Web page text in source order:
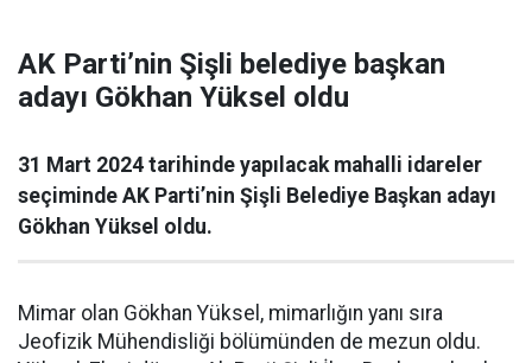
AK Parti’nin Şişli belediye başkan
adayı Gökhan Yüksel oldu
31 Mart 2024 tarihinde yapılacak mahalli idareler
seçiminde AK Parti’nin Şişli Belediye Başkan adayı
Gökhan Yüksel oldu.
Mimar olan Gökhan Yüksel, mimarlığın yanı sıra
Jeofizik Mühendisliği bölümünden de mezun oldu.